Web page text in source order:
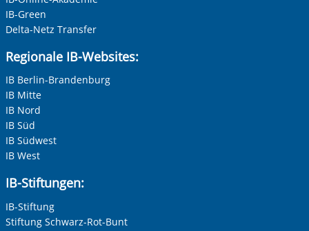
IB-Green
Delta-Netz Transfer
Regionale IB-Websites:
IB Berlin-Brandenburg
IB Mitte
IB Nord
IB Süd
IB Südwest
IB West
IB-Stiftungen:
IB-Stiftung
Stiftung Schwarz-Rot-Bunt